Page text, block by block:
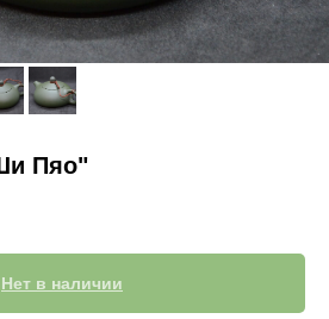
Пяо"
Нет в наличии